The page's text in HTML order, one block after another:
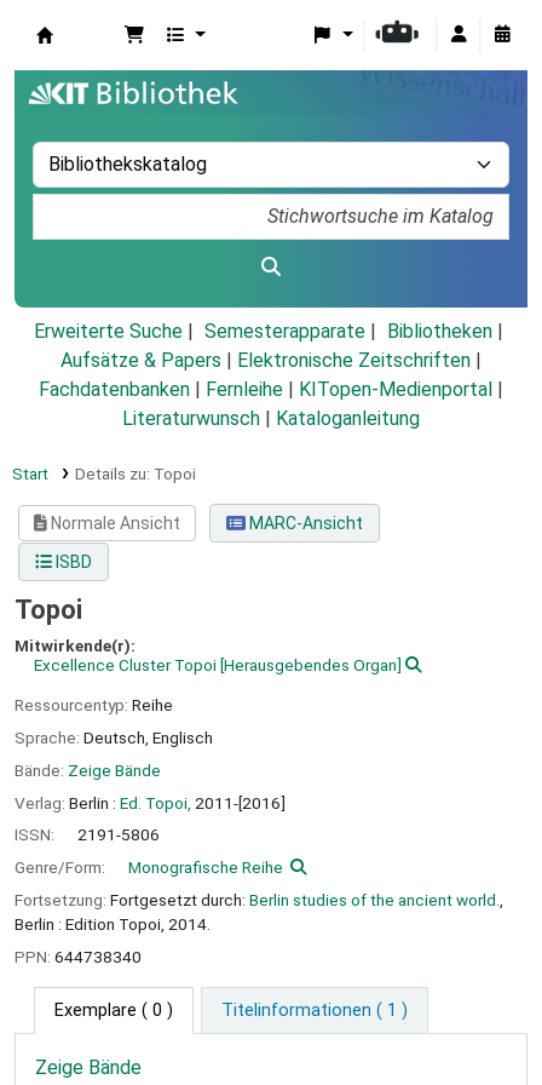
Erweiterte Suche Semesterapparate
Bibliotheken
Aufsätze & Papers
Elektronische Zeitschriften
Fachdatenbanken
Fernleihe KITopen-Medienportal
Literaturwunsch
Kataloganleitung
Start Details zu: Topoi
Normale Ansicht
MARC-Ansicht
ISBD
Topoi
Mitwirkende(r):
Excellence Cluster Topoi [Herausgebendes Organ]
Ressourcentyp: Reihe
Sprache: Deutsch Englisch
Bände: Zeige Bände
Verlag: Berlin : Ed. Topoi, 2011-[2016]
ISSN:
2191-5806
Genre/Form:
Monografische Reihe
Fortsetzung: Fortgesetzt durch: Berlin studies of the ancient world.
Berlin : Edition Topoi, 2014.
PPN: 644738340
Exemplare ( 0 ) Titelinformationen ( 1 )
Zeige Bände